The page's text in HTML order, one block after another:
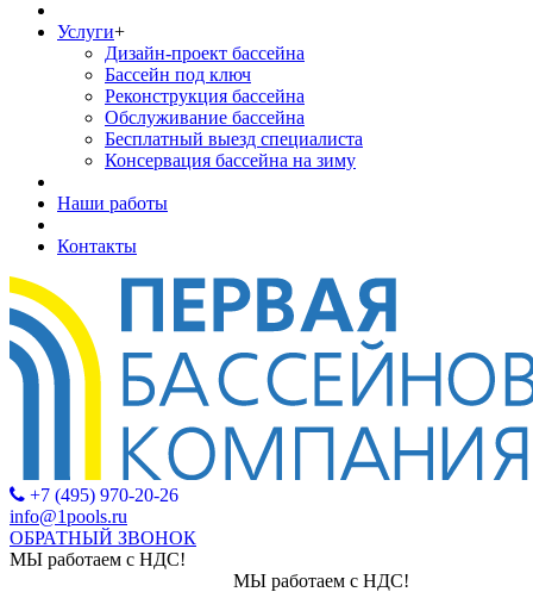
Услуги+
Дизайн-проект бассейна
Бассейн под ключ
Реконструкция бассейна
Обслуживание бассейна
Бесплатный выезд специалиста
Консервация бассейна на зиму
Наши работы
Контакты
+7 (495) 970-20-26
info@1pools.ru
ОБРАТНЫЙ ЗВОНОК
МЫ работаем с НДС!
МЫ работаем с НДС!